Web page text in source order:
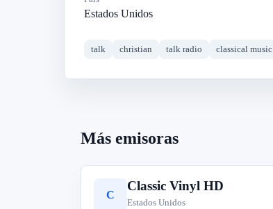
Estados Unidos
talk christian talk radio classical music
Más emisoras
C
Classic Vinyl HD
Estados Unidos